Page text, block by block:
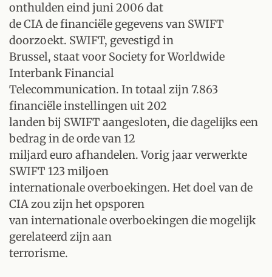
onthulden eind juni 2006 dat
de CIA de financiële gegevens van SWIFT
doorzoekt. SWIFT, gevestigd in
Brussel, staat voor Society for Worldwide
Interbank Financial
Telecommunication. In totaal zijn 7.863
financiële instellingen uit 202
landen bij SWIFT aangesloten, die dagelijks een
bedrag in de orde van 12
miljard euro afhandelen. Vorig jaar verwerkte
SWIFT 123 miljoen
internationale overboekingen. Het doel van de
CIA zou zijn het opsporen
van internationale overboekingen die mogelijk
gerelateerd zijn aan
terrorisme.